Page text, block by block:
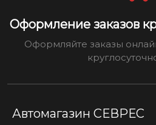
Оформление заказов
Оформляйте заказы
Автомагазин СЕВРЕС